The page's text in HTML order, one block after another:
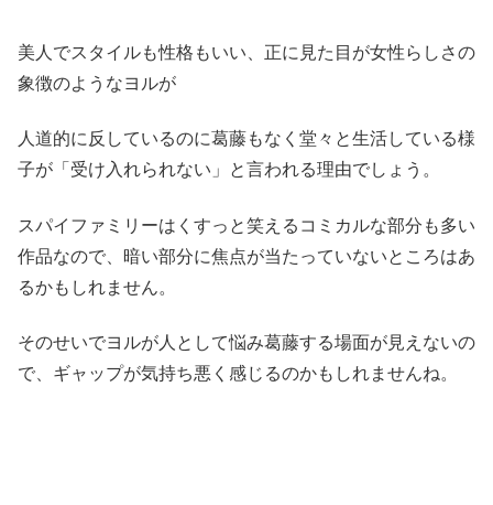
美人でスタイルも性格もいい、正に見た目が女性らしさの
象徴のようなヨルが
人道的に反しているのに葛藤もなく堂々と生活している様
子が「受け入れられない」と言われる理由でしょう。
スパイファミリーはくすっと笑えるコミカルな部分も多い
作品なので、暗い部分に焦点が当たっていないところはあ
るかもしれません。
そのせいでヨルが人として悩み葛藤する場面が見えないの
で、ギャップが気持ち悪く感じるのかもしれませんね。